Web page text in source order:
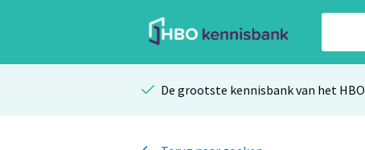
De grootste kennisbank van het HBO